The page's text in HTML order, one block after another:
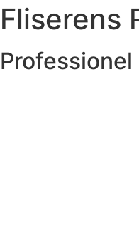
Fliserens